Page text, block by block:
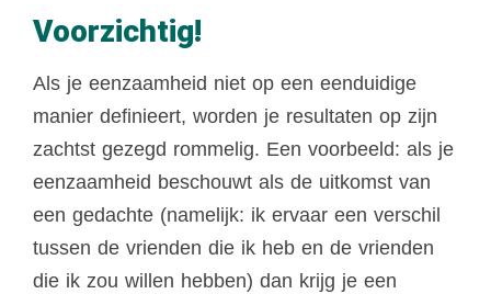
Voorzichtig!
Als je eenzaamheid niet op een eenduidige
manier definieert, worden je resultaten op zijn
zachtst gezegd rommelig. Een voorbeeld: als je
eenzaamheid beschouwt als de uitkomst van
een gedachte (namelijk: ik ervaar een verschil
tussen de vrienden die ik heb en de vrienden
die ik zou willen hebben) dan krijg je een